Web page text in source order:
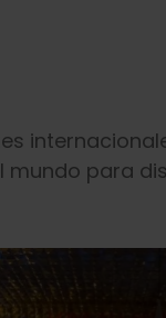
para